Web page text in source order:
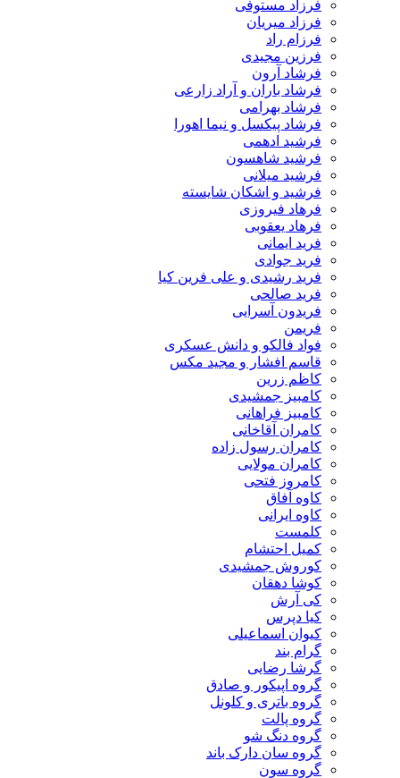
فرزاد مستوفی
فرزاد میریان
فرزام راد
فرزین مجیدی
فرشاد آرون
فرشاد باران و آراد زارعی
فرشاد بهرامی
فرشاد پیکسل و نیما اهورا
فرشید ادهمی
فرشید شاهسون
فرشید میلانی
فرشید و اشکان شایسته
فرهاد فیروزی
فرهاد یعقوبی
فرید ایمانی
فرید جوادی
فرید رشیدی و علی فرین کیا
فرید صالحی
فریدون آسرایی
فواد فالکو و دانش عسکری
قاسم افشار و مجید مکس
کاظم زرین
کامبیز جمشیدی
کامبیز فراهانی
کامران آقاخانی
کامران رسول زاده
کامران مولایی
کامروز فتحی
کاوه آفاق
کاوه ایرانی
کلمست
کمیل احتشام
کوروش جمشیدی
کوشا دهقان
کی آرش
کیا دپرس
کیوان اسماعیلی
گرام بند
گرشا رضایی
گروه اپیکور و صادق
گروه باتری و کلونل
گروه پالت
گروه دنگ شو
گروه سان دارک باند
گروه سون